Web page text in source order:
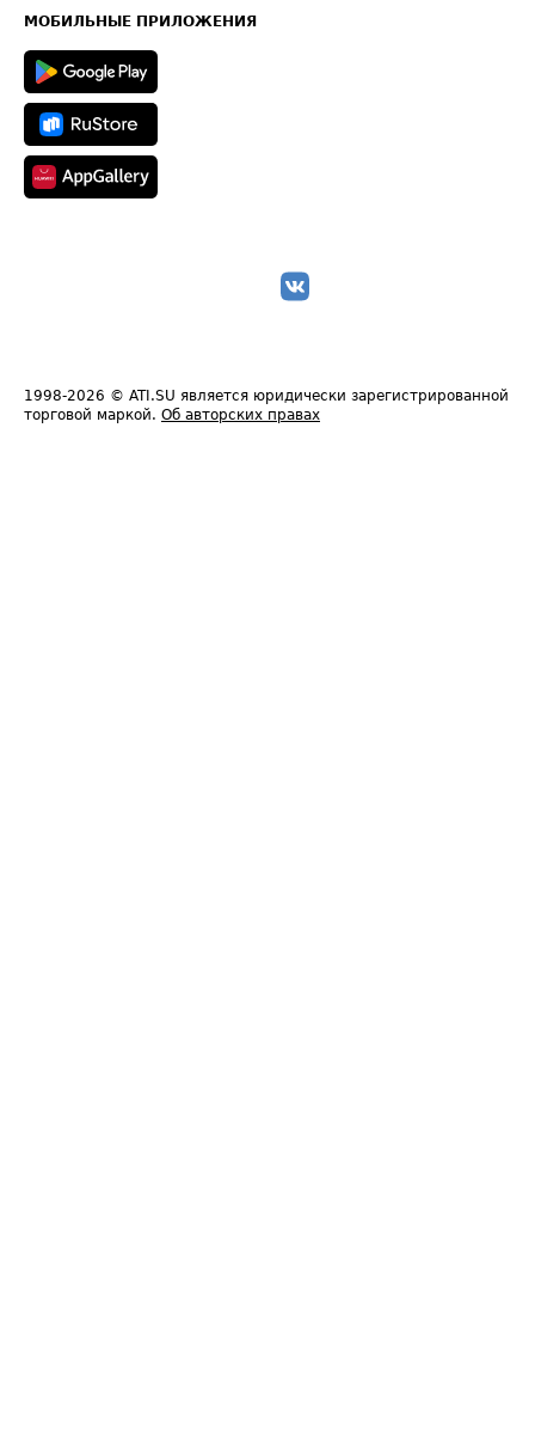
Техническая информация
МОБИЛЬНЫЕ ПРИЛОЖЕНИЯ
1998-2026 © ATI.SU является юридически зарегистрированной
торговой маркой. Об авторских правах